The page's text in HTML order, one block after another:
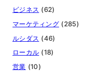
ビジネス (62)
マーケティング (285)
ルシダス (46)
ローカル (18)
営業 (10)